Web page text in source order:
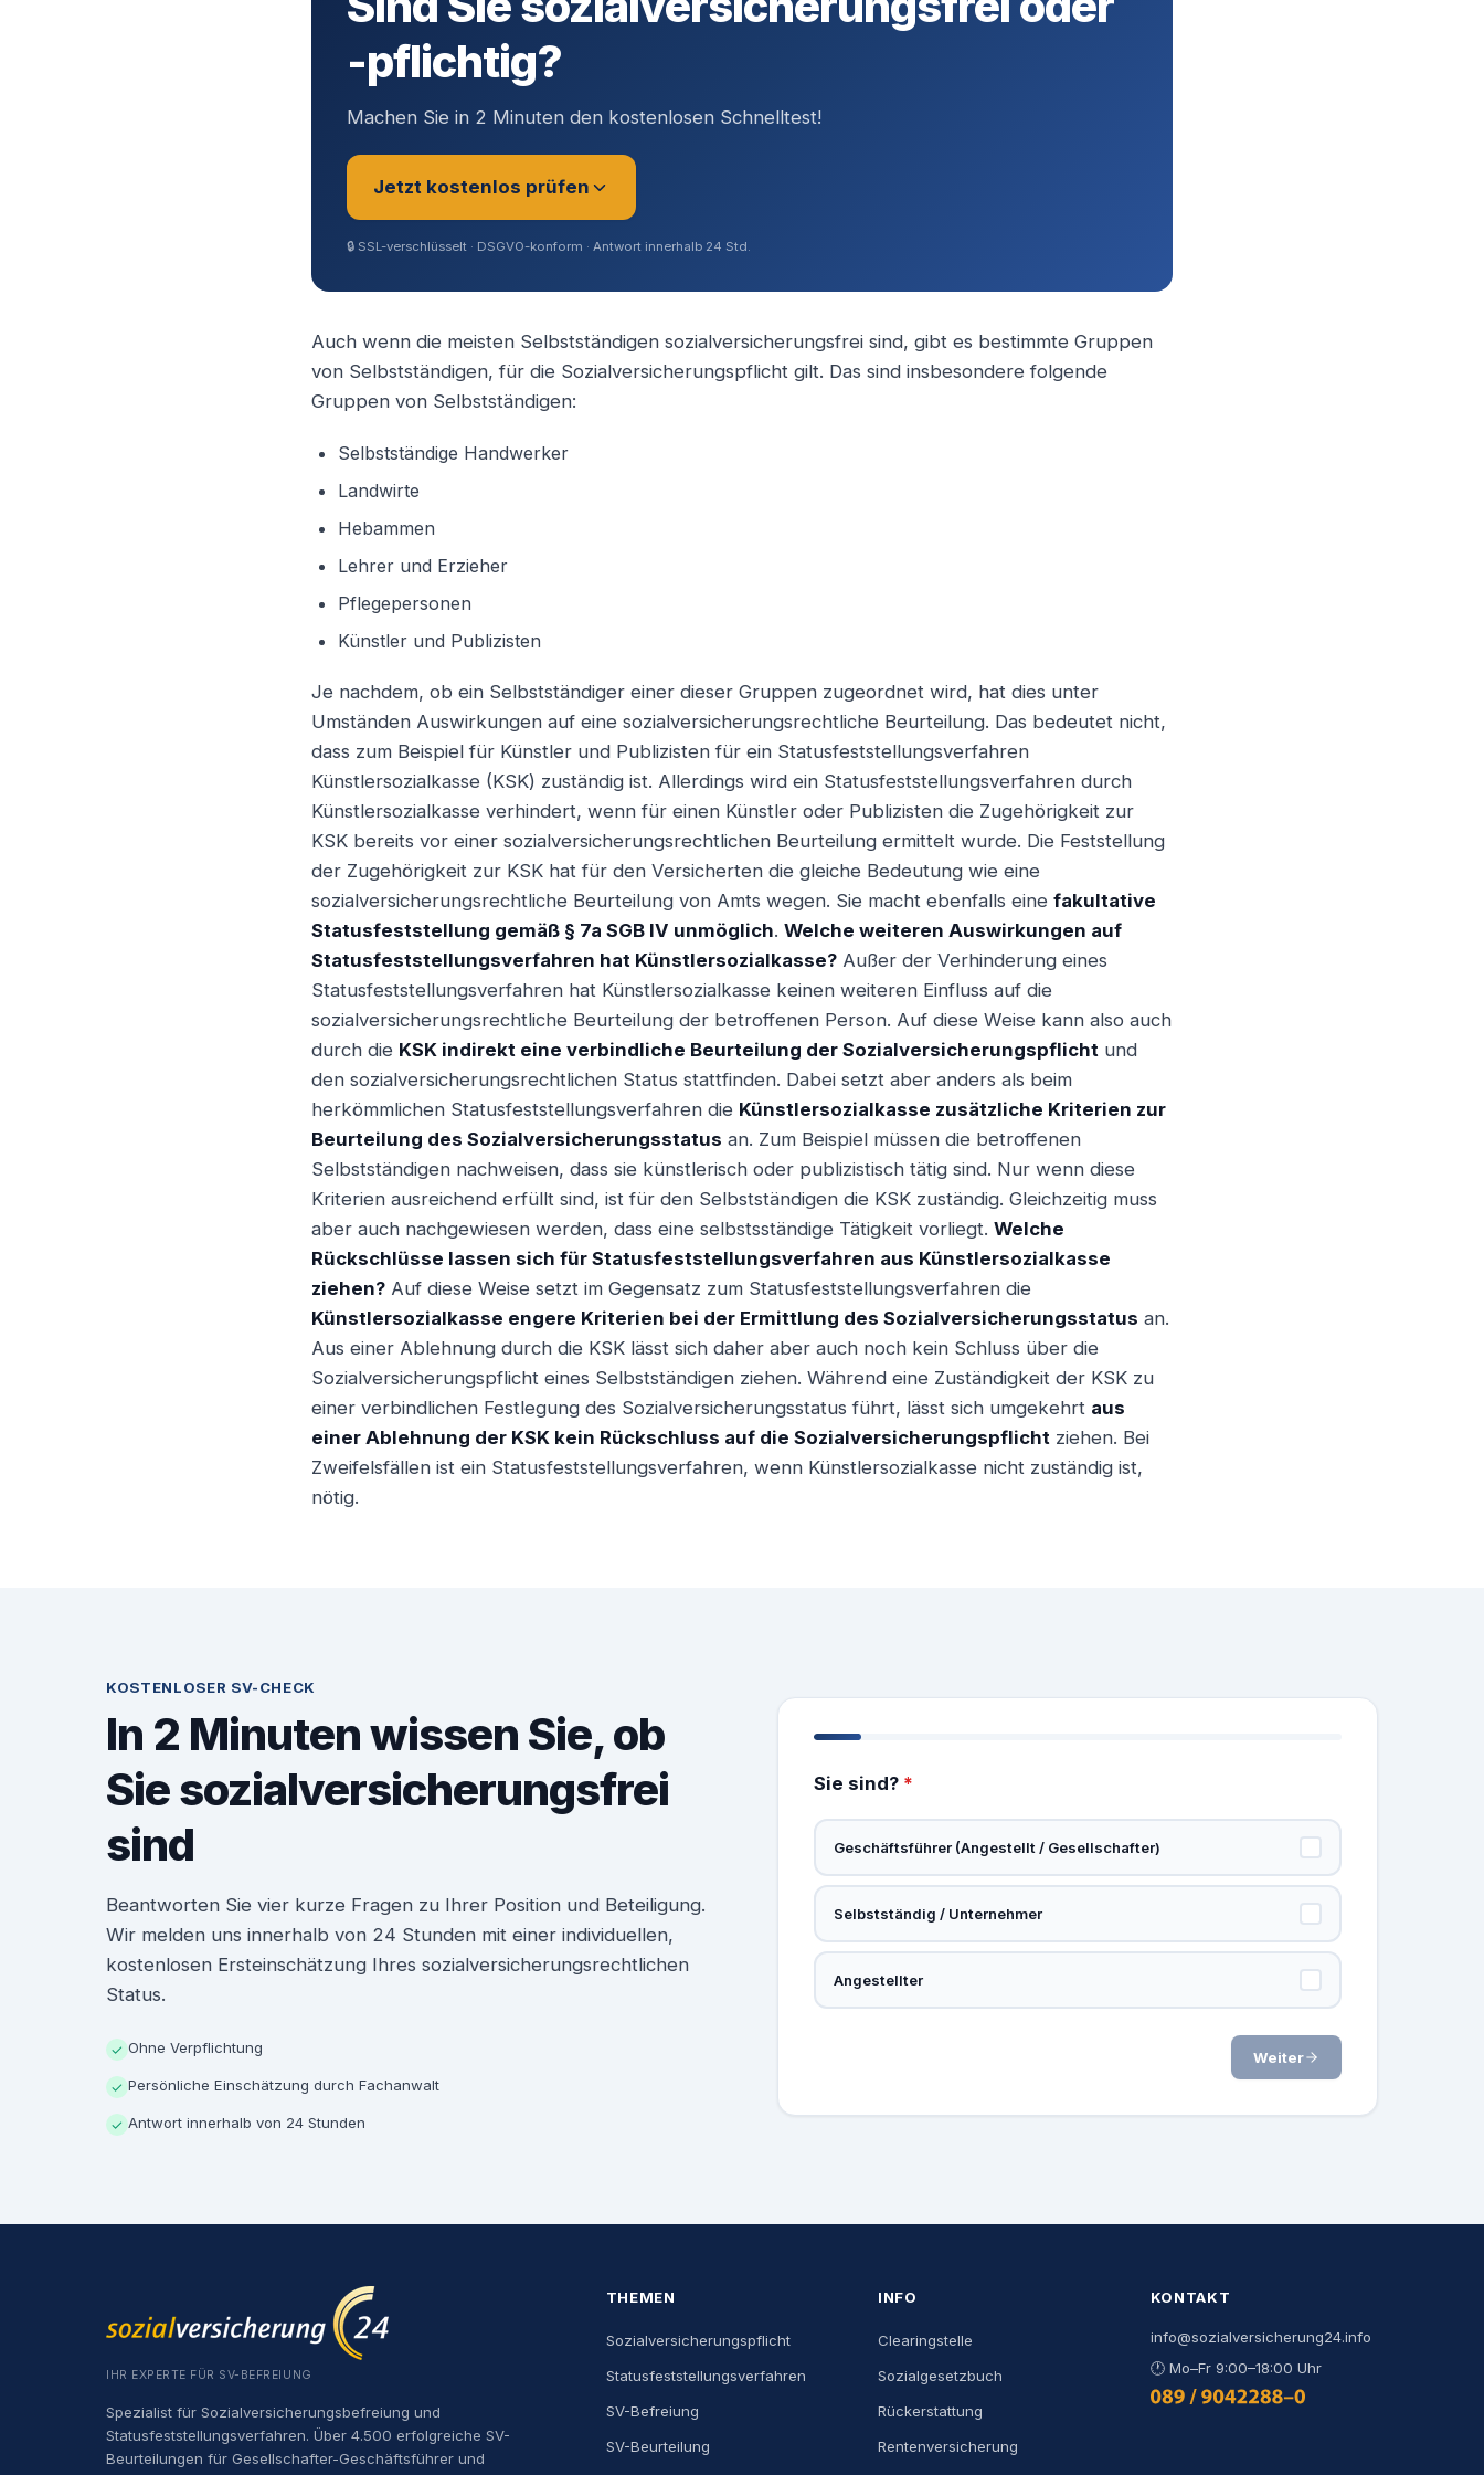
-pflichtig?
Machen Sie in 2 Minuten den kostenlosen Schnelltest!
Jetzt kostenlos prüfen
Sie sind? *
Geschäftsführer (Angestellt / Gesellschafter)
Selbstständig / Unternehmer
Angestellter
🔒 SSL-verschlüsselt · DSGVO-konform · Antwort innerhalb 24 Std.
Auch wenn die meisten Selbstständigen sozialversicherungsfrei sind, gibt es bestimmte Gruppen
von Selbstständigen, für die Sozialversicherungspflicht gilt. Das sind insbesondere folgende
Gruppen von Selbstständigen:
Selbstständige Handwerker
Landwirte
Hebammen
Lehrer und Erzieher
Pflegepersonen
Künstler und Publizisten
Je nachdem, ob ein Selbstständiger einer dieser Gruppen zugeordnet wird, hat dies unter
Umständen Auswirkungen auf eine sozialversicherungsrechtliche Beurteilung. Das bedeutet nicht,
dass zum Beispiel für Künstler und Publizisten für ein Statusfeststellungsverfahren
Künstlersozialkasse (KSK) zuständig ist. Allerdings wird ein Statusfeststellungsverfahren durch
Künstlersozialkasse verhindert, wenn für einen Künstler oder Publizisten die Zugehörigkeit zur
KSK bereits vor einer sozialversicherungsrechtlichen Beurteilung ermittelt wurde. Die Feststellung
der Zugehörigkeit zur KSK hat für den Versicherten die gleiche Bedeutung wie eine
sozialversicherungsrechtliche Beurteilung von Amts wegen. Sie macht ebenfalls eine fakultative
Statusfeststellung gemäß § 7a SGB IV unmöglich. Welche weiteren Auswirkungen auf
Statusfeststellungsverfahren hat Künstlersozialkasse? Außer der Verhinderung eines
Statusfeststellungsverfahren hat Künstlersozialkasse keinen weiteren Einfluss auf die
sozialversicherungsrechtliche Beurteilung der betroffenen Person. Auf diese Weise kann also auch
durch die KSK indirekt eine verbindliche Beurteilung der Sozialversicherungspflicht und
den sozialversicherungsrechtlichen Status stattfinden. Dabei setzt aber anders als beim
herkömmlichen Statusfeststellungsverfahren die Künstlersozialkasse zusätzliche Kriterien zur
Beurteilung des Sozialversicherungsstatus an. Zum Beispiel müssen die betroffenen
Selbstständigen nachweisen, dass sie künstlerisch oder publizistisch tätig sind. Nur wenn diese
Kriterien ausreichend erfüllt sind, ist für den Selbstständigen die KSK zuständig. Gleichzeitig muss
aber auch nachgewiesen werden, dass eine selbstsständige Tätigkeit vorliegt. Welche
Rückschlüsse lassen sich für Statusfeststellungsverfahren aus Künstlersozialkasse
ziehen? Auf diese Weise setzt im Gegensatz zum Statusfeststellungsverfahren die
Künstlersozialkasse engere Kriterien bei der Ermittlung des Sozialversicherungsstatus an.
Aus einer Ablehnung durch die KSK lässt sich daher aber auch noch kein Schluss über die
Sozialversicherungspflicht eines Selbstständigen ziehen. Während eine Zuständigkeit der KSK zu
einer verbindlichen Festlegung des Sozialversicherungsstatus führt, lässt sich umgekehrt aus
einer Ablehnung der KSK kein Rückschluss auf die Sozialversicherungspflicht ziehen. Bei
Zweifelsfällen ist ein Statusfeststellungsverfahren, wenn Künstlersozialkasse nicht zuständig ist,
nötig.
KOSTENLOSER SV-CHECK
In 2 Minuten wissen Sie, ob
Sie sozialversicherungsfrei
sind
Beantworten Sie vier kurze Fragen zu Ihrer Position und Beteiligung.
Wir melden uns innerhalb von 24 Stunden mit einer individuellen,
kostenlosen Ersteinschätzung Ihres sozialversicherungsrechtlichen
Status.
✓ Ohne Verpflichtung
✓ Persönliche Einschätzung durch Fachanwalt
✓ Antwort innerhalb von 24 Stunden
Sie sind? *
Geschäftsführer (Angestellt / Gesellschafter)
Selbstständig / Unternehmer
Angestellter
Weiter
IHR EXPERTE FÜR SV-BEFREIUNG
Spezialist für Sozialversicherungsbefreiung und
Statusfeststellungsverfahren. Über 4.500 erfolgreiche SV-
Beurteilungen für Gesellschafter-Geschäftsführer und
THEMEN
Sozialversicherungspflicht
Statusfeststellungsverfahren
SV-Befreiung
SV-Beurteilung
INFO
Clearingstelle
Sozialgesetzbuch
Rückerstattung
Rentenversicherung
KONTAKT
info@sozialversicherung24.info
🕐 Mo–Fr 9:00–18:00 Uhr